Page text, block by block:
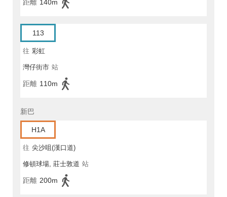
距離 140m
113
往 彩虹
灣仔街市 站
距離 110m
新巴
H1A
往 尖沙咀(漢口道)
修頓球場, 莊士敦道 站
距離 200m